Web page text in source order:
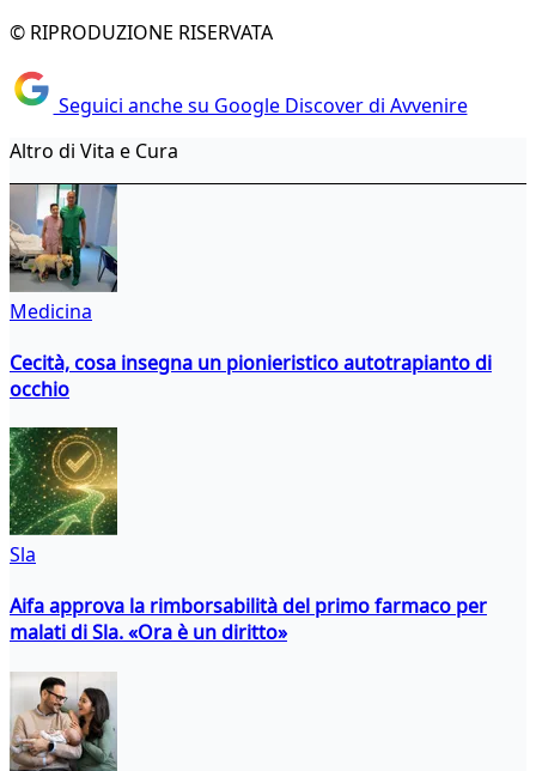
© RIPRODUZIONE RISERVATA
Seguici anche su Google Discover di Avvenire
Altro di Vita e Cura
Medicina
Cecità, cosa insegna un pionieristico autotrapianto di
occhio
Sla
Aifa approva la rimborsabilità del primo farmaco per
malati di Sla. «Ora è un diritto»